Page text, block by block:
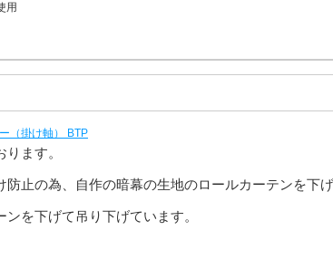
用
（掛け軸） BTP
ます。
止の為、自作の暗幕の生地のロールカーテンを下げ
を下げて吊り下げています。